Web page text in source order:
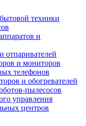
техники
и
отпаривателей
и мониторов
телефонов
и обогревателей
пылесосов
управления
центров